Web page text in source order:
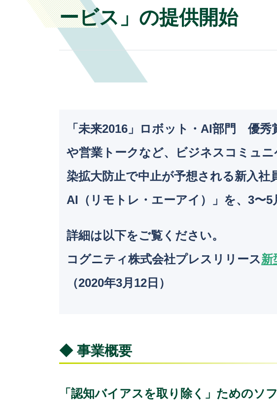
ービス」の提供開始
「未来2016」ロボット・AI部門 優
や営業トークなど、ビジネスコミュ
染拡大防止で中止が予想される新入
AI（リモトレ・エーアイ）」を、3〜5
詳細は以下をご覧ください。
コグニティ株式会社プレスリリース新
（2020年3月12日）
◆ 事業概要
「認知バイアスを取り除く」ためのソ